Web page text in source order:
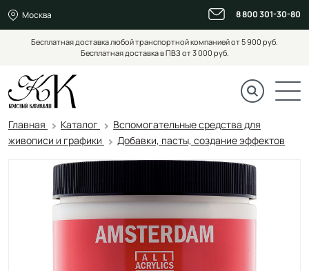
Москва 8 800 301-30-80
Бесплатная доставка любой транспортной компанией от 5 900 руб.
Бесплатная доставка в ПВЗ от 3 000 руб.
Главная Каталог
Вспомогательные средства для
живописи и графики
Добавки, пасты, создание эффектов